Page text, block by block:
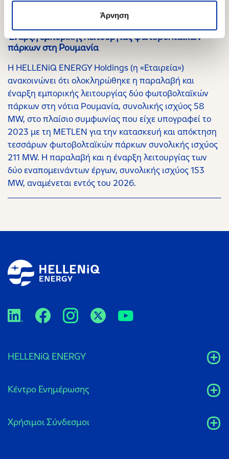
Άρνηση
Έναρξη εμπορικής λειτουργίας φωτοβολταϊκών
πάρκων στη Ρουμανία
Η HELLENiQ ENERGY Holdings (η «Εταιρεία»)
ανακοινώνει ότι ολοκληρώθηκε η παραλαβή και
έναρξη εμπορικής λειτουργίας δύο φωτοβολταϊκών
πάρκων στη νότια Ρουμανία, συνολικής ισχύος 58
MW, στο πλαίσιο συμφωνίας που είχε υπογραφεί το
2023 με τη METLEN για την κατασκευή και απόκτηση
τεσσάρων φωτοβολταϊκών πάρκων συνολικής ισχύος
211 MW. Η παραλαβή και η έναρξη λειτουργίας των
δύο εναπομεινάντων έργων, συνολικής ισχύος 153
MW, αναμένεται εντός του 2026.
HELLENiQ ENERGY
Κέντρο Ενημέρωσης
Xρήσιμοι Σύνδεσμοι